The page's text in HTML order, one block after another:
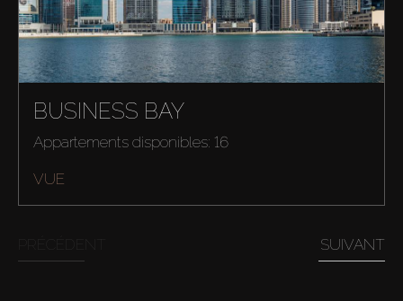
BUSINESS BAY
Appartements disponibles: 16
VUE
SUIVANT